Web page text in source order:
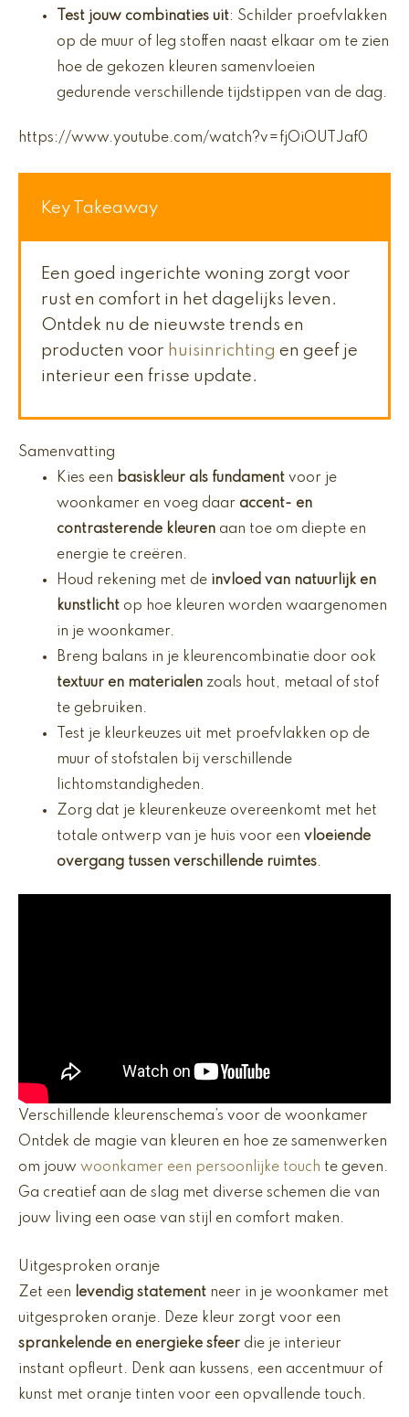
Test jouw combinaties uit: Schilder proefvlakken
op de muur of leg stoffen naast elkaar om te zien
hoe de gekozen kleuren samenvloeien
gedurende verschillende tijdstippen van de dag.
https://www.youtube.com/watch?v=fjOiOUTJaf0
Key Takeaway
Een goed ingerichte woning zorgt voor
rust en comfort in het dagelijks leven.
Ontdek nu de nieuwste trends en
producten voor huisinrichting en geef je
interieur een frisse update.
Samenvatting
Kies een basiskleur als fundament voor je
woonkamer en voeg daar accent- en
contrasterende kleuren aan toe om diepte en
energie te creëren.
Houd rekening met de invloed van natuurlijk en
kunstlicht op hoe kleuren worden waargenomen
in je woonkamer.
Breng balans in je kleurencombinatie door ook
textuur en materialen zoals hout, metaal of stof
te gebruiken.
Test je kleurkeuzes uit met proefvlakken op de
muur of stofstalen bij verschillende
lichtomstandigheden.
Zorg dat je kleurenkeuze overeenkomt met het
totale ontwerp van je huis voor een vloeiende
overgang tussen verschillende ruimtes.
Verschillende kleurenschema’s voor de woonkamer
Ontdek de magie van kleuren en hoe ze samenwerken
om jouw woonkamer een persoonlijke touch te geven.
Ga creatief aan de slag met diverse schemen die van
jouw living een oase van stijl en comfort maken.
Uitgesproken oranje
Zet een
levendig statement neer in je woonkamer met
uitgesproken oranje. Deze kleur zorgt voor een
sprankelende en energieke sfeer die je interieur
instant opfleurt. Denk aan kussens, een accentmuur of
kunst met oranje tinten voor een opvallende touch.